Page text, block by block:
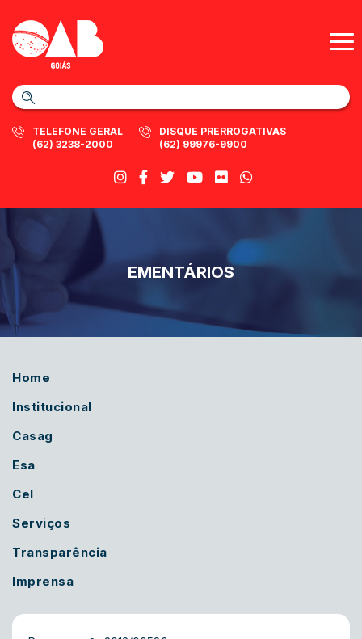
TELEFONE GERAL
(62) 3238-2000
DISQUE PRERROGATIVAS
(62) 99976-9900
EMENTÁRIOS
Home
Institucional
Casag
Esa
Cel
Serviços
Transparência
Imprensa